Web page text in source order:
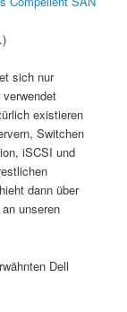
sich nur
existieren
Switchen
iSCSI und
dann über
unseren
Dell